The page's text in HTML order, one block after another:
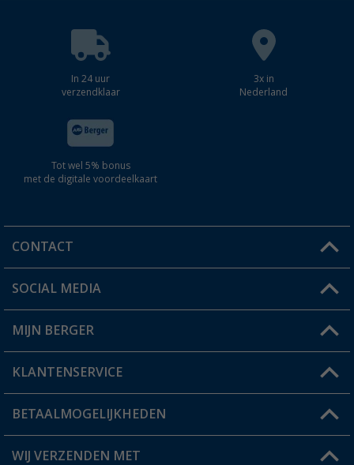
In 24 uur
verzendklaar
3x in
Nederland
Tot wel 5% bonus
met de digitale voordeelkaart
CONTACT
Een vraag?
Winkel vinden
SOCIAL MEDIA
MIJN BERGER
Mijn account
Status bestelling
KLANTENSERVICE
FAQ & Contact
Verzendinformatie
BETAALMOGELIJKHEDEN
WIJ VERZENDEN MET